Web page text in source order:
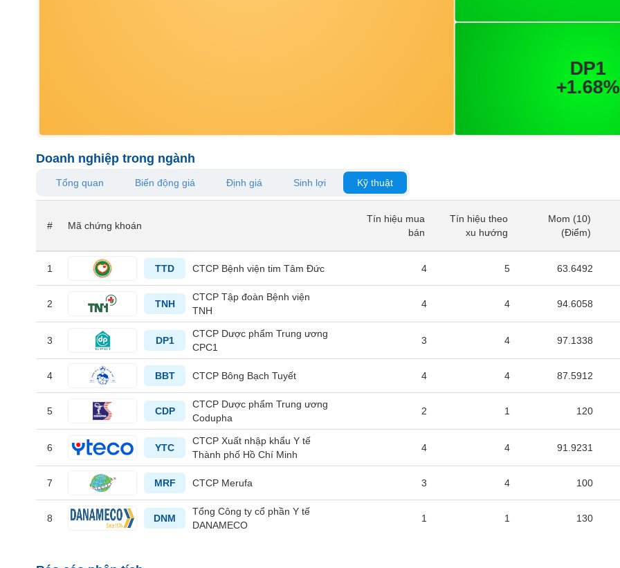
Doanh nghiệp trong ngành
Tổng quan Biến động giá Định giá Sinh lợi Kỹ thuật
Tín hiệu mua
bán
Tín hiệu theo
xu hướng
Mom (10)
(Điểm)
# Mã chứng khoán
Tín hiệu mua
bán
Tín hiệu theo
xu hướng
Mom (10)
(Điểm)
1 TTD CTCP Bệnh viện tim Tâm Đức 4 5 63.6492
2 TNH
CTCP Tập đoàn Bệnh viện
TNH
4 4 94.6058
3 DP1
CTCP Dược phẩm Trung ương
CPC1
3 4 97.1338
4 BBT CTCP Bông Bạch Tuyết 4 4 87.5912
5 CDP
CTCP Dược phẩm Trung ương
Codupha
2 1 120
6 YTC
CTCP Xuất nhập khẩu Y tế
Thành phố Hồ Chí Minh
4 4 91.9231
7 MRF CTCP Merufa 3 4 100
8 DNM
Tổng Công ty cổ phần Y tế
DANAMECO
1 1 130
NGUYÊN
LIỆU
TIÊU
DÙNG
KHÔNG
DÙNG